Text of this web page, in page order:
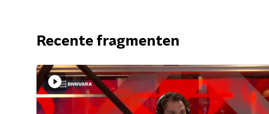
Recente fragmenten